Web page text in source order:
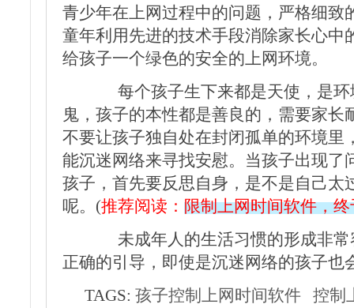
青少年在上网过程中的问题，严格细致
童年利用先进的技术手段消除家长心中
给孩子一个绿色的安全的上网环境。
每个孩子生下来都是天使，是环
鬼，孩子的本性都是善良的，需要家长
不要让孩子独自处在封闭孤单的环境里
能沉迷网络来寻找安慰。当孩子出现了
孩子，首先要反思自身，是不是自己太
呢。(推荐阅读： 限制上网时间软件，
未成年人的生活习惯的形成非常
正确的引导，即使是沉迷网络的孩子也
TAGS: 孩子控制上网时间软件
控制